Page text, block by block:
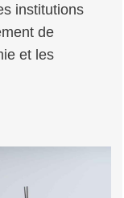
institutions
de
et les